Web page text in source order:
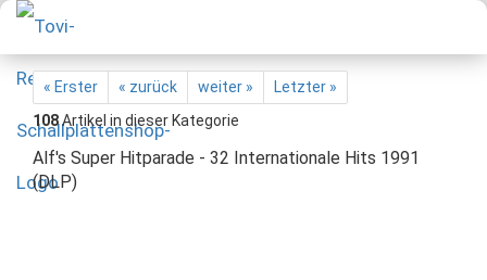
« Erster « zurück weiter »
Letzter »
108Artikel in dieser Kategorie
Alf's Super Hitparade - 32 Internationale Hits 1991
(DLP)